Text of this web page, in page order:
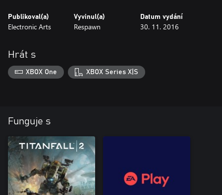
Publikoval(a)
Electronic Arts
Vyvinul(a)
Respawn
Datum vydání
30. 11. 2016
Hrát s
XBOX One XBOX Series X|S
Funguje s